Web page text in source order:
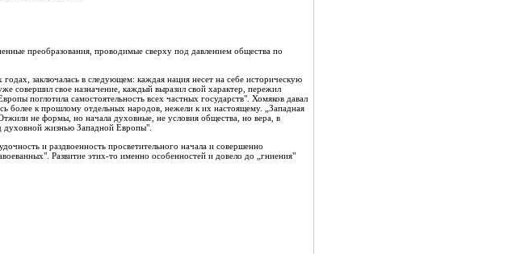
преобразования, проводимые сверху под давлением общества по
заключалась в следующем: каждая нация несет на себе историческую
свое назначение, каждый выразил свой характер, пережил
поглотила самостоятельность всех частных государств". Хомяков давал
более к прошлому отдельных народов, нежели к их настоящему. „Западная
не формы, но начала духовные, не условия общества, но вера, в
духовной жизнью Западной Европы".
и раздвоенность просветительного начала и совершенно
Развитие этих-то именно особенностей и довело до „гниения"